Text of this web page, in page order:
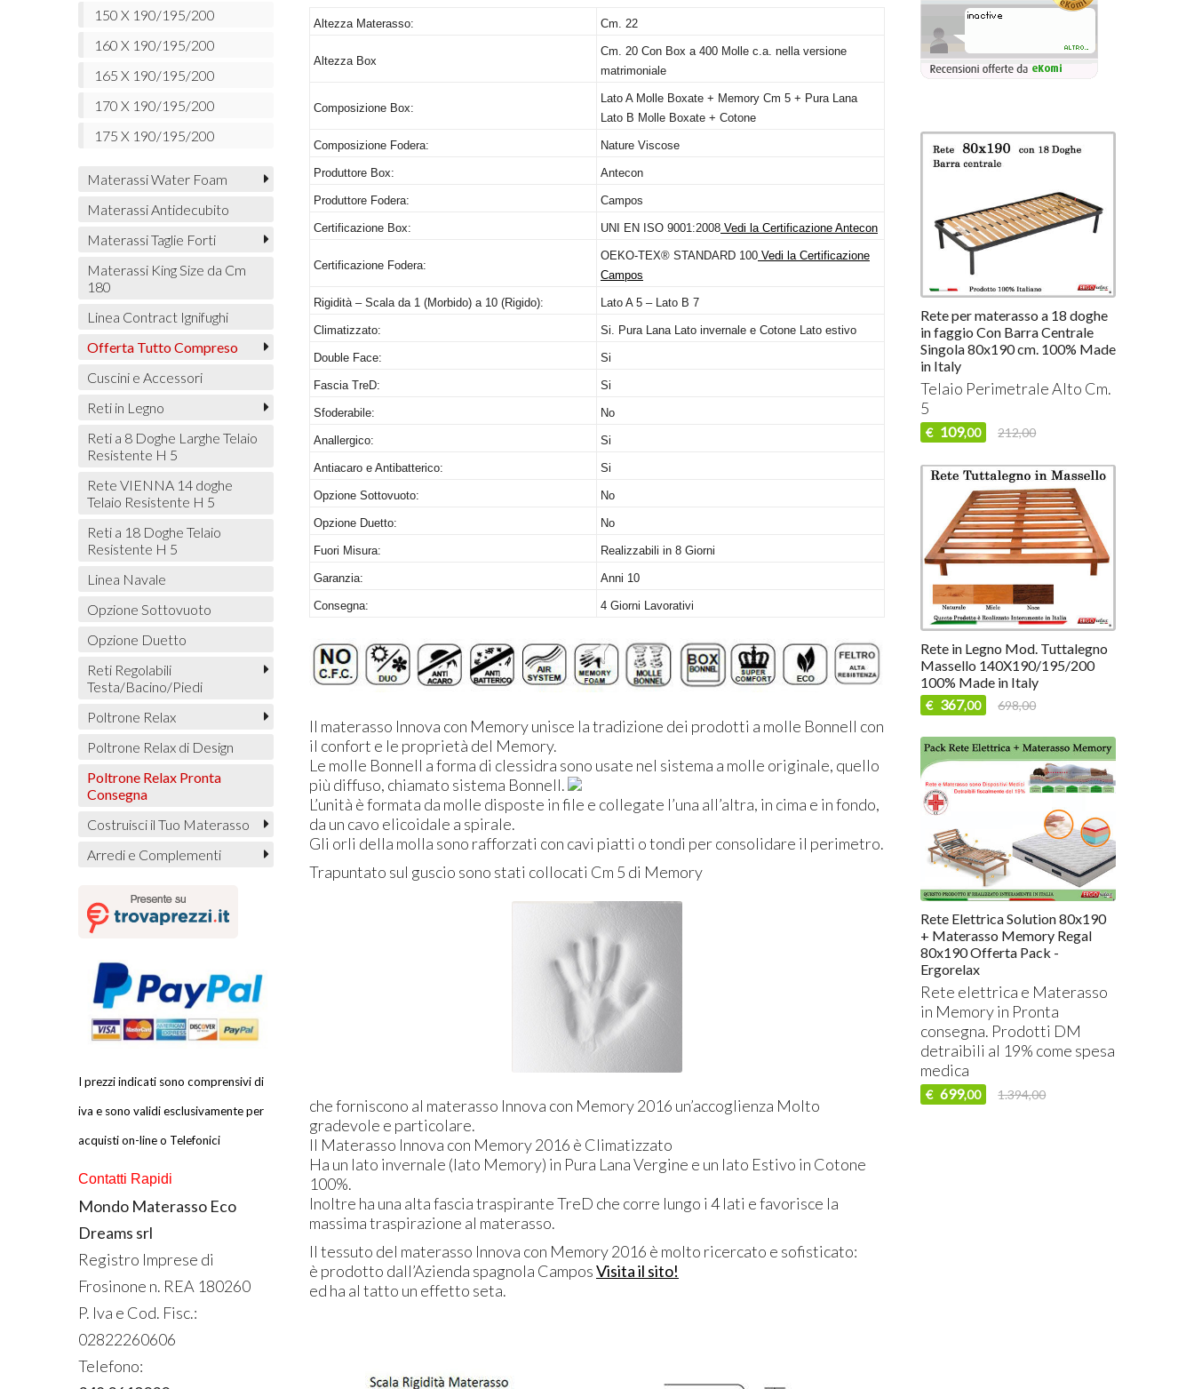
Altezza Materasso: Cm. 22
Altezza Box
Cm. 20 Con Box a 400 Molle c.a. nella versione
matrimoniale
Composizione Box:
Lato A Molle Boxate + Memory Cm 5 + Pura Lana
Lato B Molle Boxate + Cotone
Composizione Fodera: Nature Viscose
Produttore Box: Antecon
Produttore Fodera: Campos
Certificazione Box: UNI EN ISO9001:2008Vedi la Certificazione Antecon
Certificazione Fodera:
OEKO-TEX® STANDARD100Vedi la Certificazione
Campos
Rigidità – Scala da 1 (Morbido) a 10 (Rigido): Lato A 5 – Lato B 7
Climatizzato: Si. Pura Lana Lato invernale e Cotone Lato estivo
Double Face: Si
Fascia TreD: Si
Sfoderabile: No
Anallergico: Si
Antiacaro e Antibatterico: Si
Opzione Sottovuoto: No
Opzione Duetto: No
Fuori Misura: Realizzabili in 8 Giorni
Garanzia: Anni 10
Consegna: 4 Giorni Lavorativi
Il materasso Innova con Memory unisce la tradizione dei prodotti a molle Bonnell con
il confort e le proprietà del Memory.
Le molle Bonnell a forma di clessidra sono usate nel sistema a molle originale, quello
più diffuso, chiamato sistema Bonnell.
L’unità è formata da molle disposte in file e collegate l’una all’altra, in cima e in fondo,
da un cavo elicoidale a spirale.
Gli orli della molla sono rafforzati con cavi piatti o tondi per consolidare il perimetro.
Trapuntato sul guscio sono stati collocati Cm 5 di Memory
che forniscono al materasso Innova con Memory 2016 un’accoglienza Molto
gradevole e particolare.
Il Materasso Innova con Memory 2016 è Climatizzato
Ha un lato invernale (lato Memory) in Pura Lana Vergine e un lato Estivo in Cotone
100%.
Inoltre ha una alta fascia traspirante TreD che corre lungo i 4 lati e favorisce la
massima traspirazione al materasso.
Il tessuto del materasso Innova con Memory 2016 è molto ricercato e sofisticato:
è prodotto dall’Azienda spagnola CamposVisita il sito!
ed ha al tatto un effetto seta.
150 X 190/195/200
160 X 190/195/200
165 X 190/195/200
170 X 190/195/200
175 X 190/195/200
Materassi Water Foam
Materassi Antidecubito
Materassi Taglie Forti
Materassi King Size da Cm
180
Linea Contract Ignifughi
Offerta Tutto Compreso
Cuscini e Accessori
Reti in Legno
Reti a 8 Doghe Larghe Telaio
Resistente H 5
Rete VIENNA 14 doghe
Telaio Resistente H 5
Reti a 18 Doghe Telaio
Resistente H 5
Linea Navale
Opzione Sottovuoto
Opzione Duetto
Reti Regolabili
Testa/Bacino/Piedi
Poltrone Relax
Poltrone Relax di Design
Poltrone Relax Pronta
Consegna
Costruisci il Tuo Materasso
Arredi e Complementi
I prezzi indicati sono comprensivi di
iva e sono validi esclusivamente per
acquisti on-line o Telefonici
Contatti Rapidi
Mondo Materasso Eco
Dreams srl
Registro Imprese di
Frosinone n. REA 180260
P. Iva e Cod. Fisc.:
02822260606
Telefono:
Rete per materasso a 18 doghe
in faggio Con Barra Centrale
Singola 80x190 cm. 100% Made
in Italy
Telaio Perimetrale Alto Cm.
5
€ 109,00 212,00
Rete in Legno Mod. Tuttalegno
Massello 140X190/195/200
100% Made in Italy
€ 367,00 698,00
Rete Elettrica Solution 80x190
+ Materasso Memory Regal
80x190 Offerta Pack -
Ergorelax
Rete elettrica e Materasso
in Memory in Pronta
consegna. Prodotti DM
detraibili al 19% come spesa
medica
€ 699,00 1.394,00